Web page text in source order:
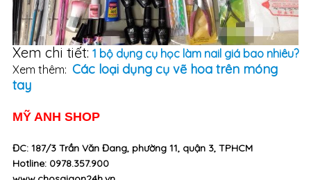
Xem chi tiết: 1 bộ dụng cụ học làm nail giá bao nhiêu?
Xem thêm: Các loại dụng cụ vẽ hoa trên móng
tay
MỸ ANH SHOP
ĐC: 187/3 Trần Văn Đang, phường 11, quận 3, TPHCM
Hotline: 0978.357.900